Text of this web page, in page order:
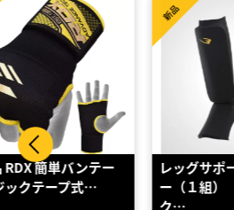
レッグサポーターレギュラ
ー（１組）（Ｓ・ブラッ
新品
ア
イ
新品